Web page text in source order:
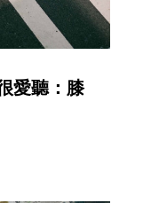
愛聽：膝